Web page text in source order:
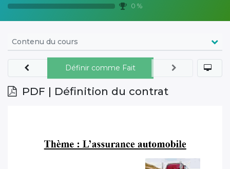
0 %
Contenu du cours
PDF | Définition du contrat
Définir comme Fait